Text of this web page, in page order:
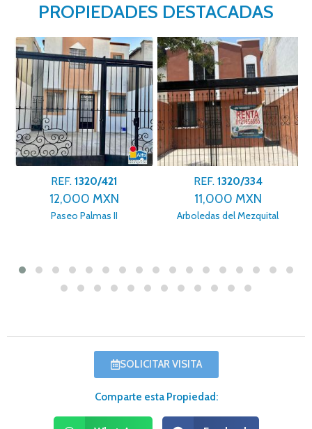
PROPIEDADES DESTACADAS
REF. 1320/421
12,000 MXN
Paseo Palmas II
REF. 1320/334
11,000 MXN
Arboledas del Mezquital
SOLICITAR VISITA
Comparte esta Propiedad: